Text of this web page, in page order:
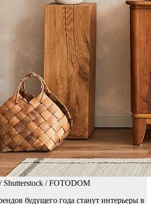
/ FOTODOM
будущего года станут интерьеры в